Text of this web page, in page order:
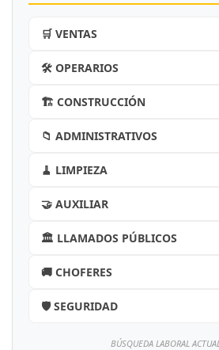
🛒 VENTAS
🛠️ OPERARIOS
🏗️ CONSTRUCCIÓN
📁 ADMINISTRATIVOS
🧹 LIMPIEZA
🤝 AUXILIAR
🏛️ LLAMADOS PÚBLICOS
🚚 CHOFERES
🛡️ SEGURIDAD
BÚSQUEDA LABORAL